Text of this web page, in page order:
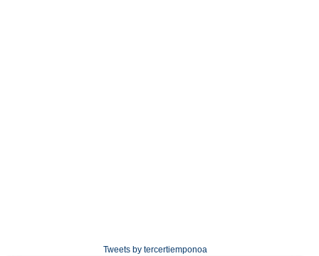
Tweets by tercertiemponoa